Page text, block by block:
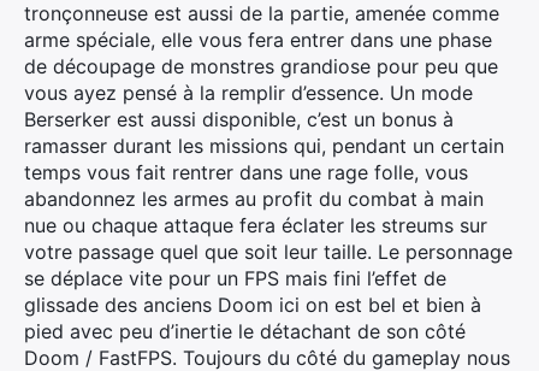
tronçonneuse est aussi de la partie, amenée comme
arme spéciale, elle vous fera entrer dans une phase
de découpage de monstres grandiose pour peu que
vous ayez pensé à la remplir d’essence. Un mode
Berserker est aussi disponible, c’est un bonus à
ramasser durant les missions qui, pendant un certain
temps vous fait rentrer dans une rage folle, vous
abandonnez les armes au profit du combat à main
nue ou chaque attaque fera éclater les streums sur
votre passage quel que soit leur taille. Le personnage
se déplace vite pour un FPS mais fini l’effet de
glissade des anciens Doom ici on est bel et bien à
pied avec peu d’inertie le détachant de son côté
Doom / FastFPS. Toujours du côté du gameplay nous